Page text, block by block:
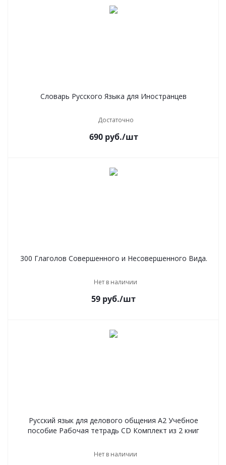
Словарь Русского Языка для Иностранцев
Достаточно
690руб./шт
300 Глаголов Совершенного и Несовершенного Вида.
Нет в наличии
59 руб./шт
Русский язык для делового общения А2 Учебное
пособие Рабочая тетрадь CD Комплект из 2 книг
Нет в наличии